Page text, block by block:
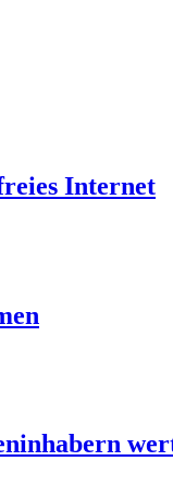
Internet